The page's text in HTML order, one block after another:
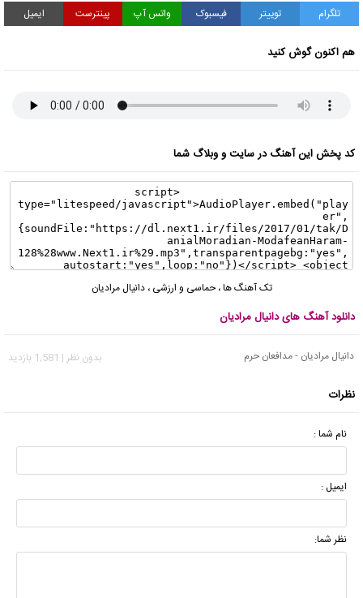
تلگرام توییتر فیسبوک واتس آپ پینترست ایمیل
هم اکنون گوش کنید
کد پخش این آهنگ در سایت و وبلاگ شما
تک آهنگ ها،حماسی و ارزشی ،دانیال مرادیان
دانلود آهنگ های دانیال مرادیان
دانیال مرادیان - مدافعان حرم بدون نظر | 1,581 بازدید
نظرات
نام شما :
ایمیل :
نظر شما: